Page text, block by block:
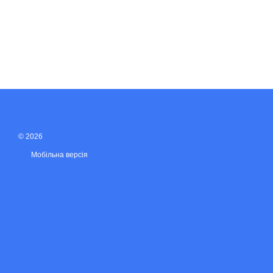
© 2026
Мобільна версія